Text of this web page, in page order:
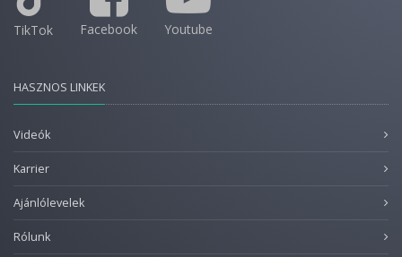
TikTok Facebook Youtube
HASZNOS LINKEK
Videók
Karrier
Ajánlólevelek
Rólunk